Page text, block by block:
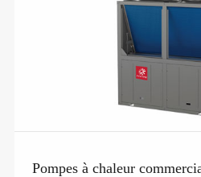
Pompes à chaleur